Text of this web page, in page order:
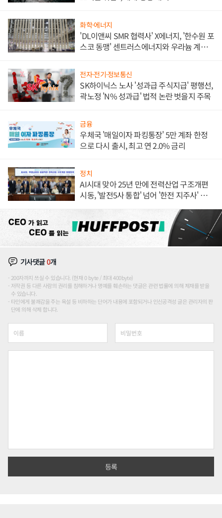
화학·에너지
'DL이앤씨 SMR 협력사' X에너지, '한수원 포
스코 동맹' 센트러스에너지와 우라늄 계약
전자·전기·정보통신
SK하이닉스 노사 '성과급 주식지급' 평행선,
곽노정 'N% 성과급' 법적 논란 벗을지 주목
금융
우체국 '매일이자 파킹통장' 5만 계좌 한정
으로 다시 출시, 최고 연 2.0% 금리
정치
AI시대 맞아 25년 만에 전력산업 구조개편
시동, '발전5사 통합' 넘어 '한전 지주사' 재편
기사댓글0개
200자까지 쓰실 수 있습니다. (현재 0 byte / 최대 400byte)
저작권 등 다른 사람의 권리를 침해하거나 명예를 훼손하는 댓글은 관련 법률에 의해 제재를 받을
수 있습니다.
타인에게 불쾌감을 주는 욕설 등 비하하는 단어가 내용에 포함되거나 인신공격성 글은 관리자의 판
단에 의해 삭제 합니다.